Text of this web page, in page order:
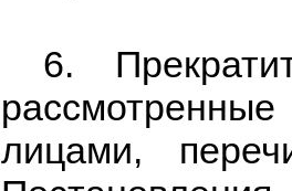
6.
лицами,